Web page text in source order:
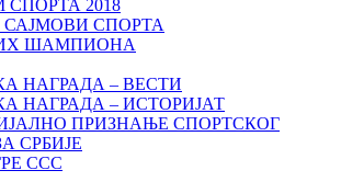
СПОРТА 2018
СПОРТА
ШАМПИОНА
НАГРАДА – ВЕСТИ
НАГРАДА – ИСТОРИЈАТ
ПРИЗНАЊЕ СПОРТСКОГ
СРБИЈЕ
ССС